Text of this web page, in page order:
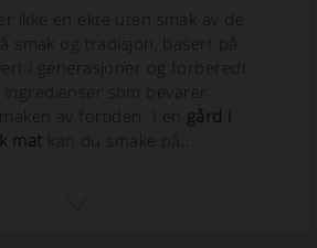
ikke en ekte uten smak av de
smak og tradisjon, basert på
i generasjoner og forberedt
som bevarer
av fortiden. I en gård i
mat kan du smake på...